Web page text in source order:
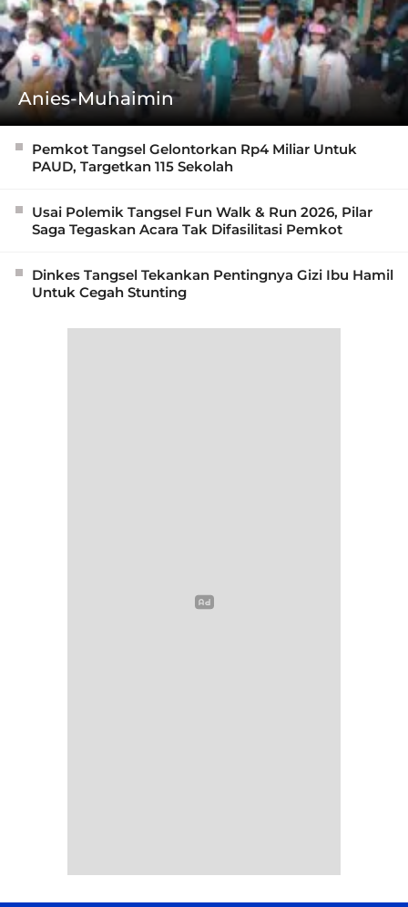
Anies-Muhaimin
Pemkot Tangsel Gelontorkan Rp4 Miliar Untuk
PAUD, Targetkan 115 Sekolah
Usai Polemik Tangsel Fun Walk & Run 2026, Pilar
Saga Tegaskan Acara Tak Difasilitasi Pemkot
Dinkes Tangsel Tekankan Pentingnya Gizi Ibu Hamil
Untuk Cegah Stunting